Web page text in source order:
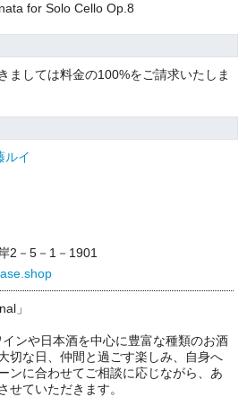
for Solo Cello Op.8
ましては料金の100%をご請求いたしま
ルイ
2－5－1－1901
」
インや日本酒を中心に豊富な種類のお酒
切な日、仲間と過ごす楽しみ、自身へ
ンに合わせてご相談に応じながら、あ
せていただきます。